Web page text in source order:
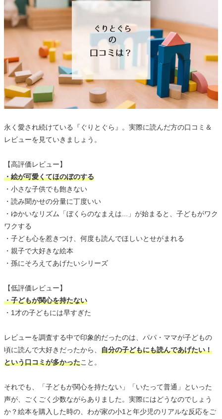
永く愛され続けている『ぐりとぐら』。実際に読んだ方の口コミ＆
レビューを見ていきましょう。
【高評価レビュー】
・絵が可愛くてほのぼのする
・小さな子供でも飽きない
・読み聞かせの分量に丁度いい
・ゆかいなリズム「ぼくらのなまえは...」が始まると、子どもがワク
ワクする
・子ども心を惹きつけ、何度も読んでほしいとせがまれる
・親子で大好きな絵本
・孫にそろえてあげたいシリーズ
【低評価レビュー】
・子どもが関心を持たない
・1才の子どもには早すぎた
レビューを調査する中で印象的だったのは、パパ・ママが子どもの
頃に読んで大好きだったから、 自分の子どもにも読んであげたい！
という口コミが多かったこと。
それでも、「子どもが関心を持たない」「いたって普通」といった
声が、ごくごく少数ながらありました。実際にはどうなのでしょう
か？絵本を購入した時の、わが家の小1と年少児のリアルな反応をご